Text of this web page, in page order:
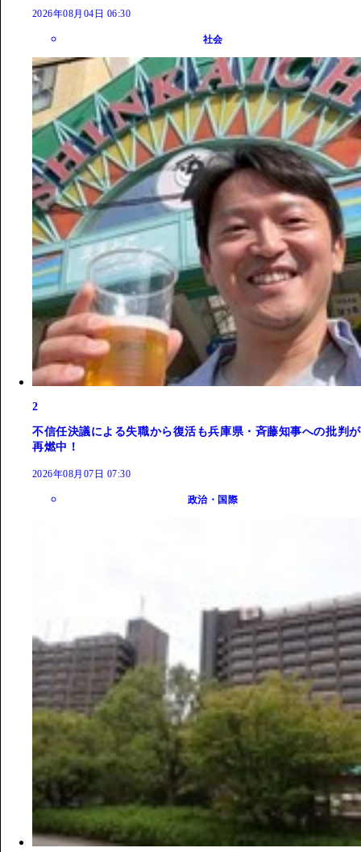
2026年08月04日 06:30
社会
2
不信任決議による失職から復活も兵庫県・斉藤知事への批判が
再燃中！
2026年08月07日 07:30
政治・国際